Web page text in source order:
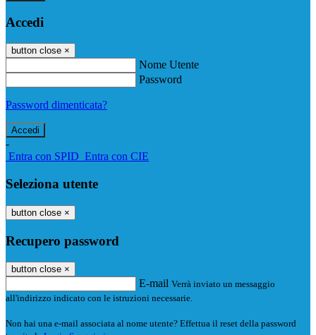
Accedi
button close ×
Nome Utente
Password
Password dimenticata?
-
Entra con SPID Entra con CIE
Seleziona utente
button close ×
Recupero password
button close ×
E-mail Verrà inviato un messaggio
all'indirizzo indicato con le istruzioni necessarie.
Non hai una e-mail associata al nome utente? Effettua il reset della password